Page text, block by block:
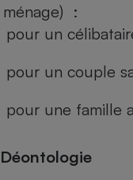
ménage) :
pour un
pour un couple
pour une famille
Déontologie